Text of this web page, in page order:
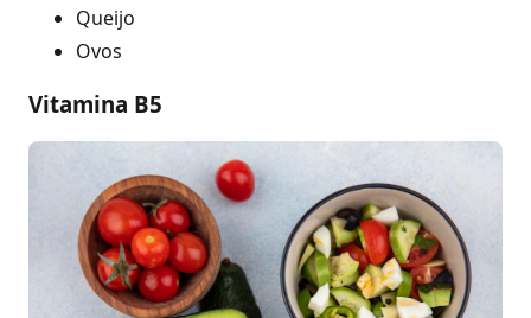
Queijo
Ovos
Vitamina B5